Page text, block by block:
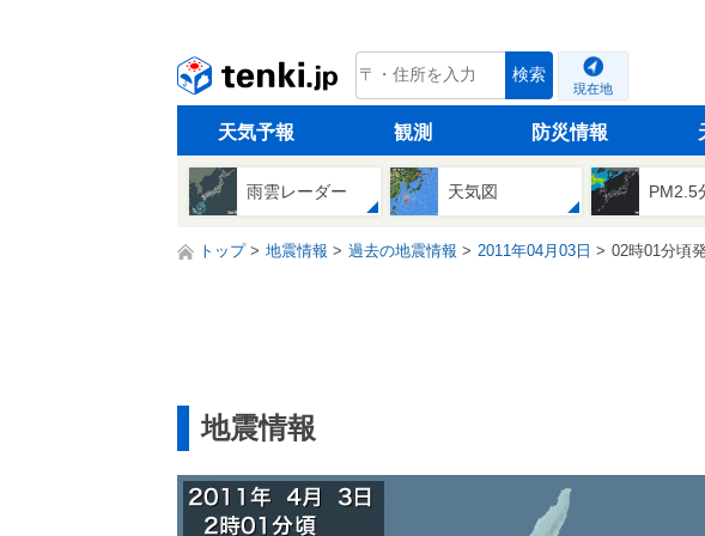
tenki.jp 検索
現在地
天気予報 観測 防災情報
雨雲レーダー 天気図 PM2.5
トップ 地震情報 過去の地震情報 2011年04月03日 02時01分頃
地震情報